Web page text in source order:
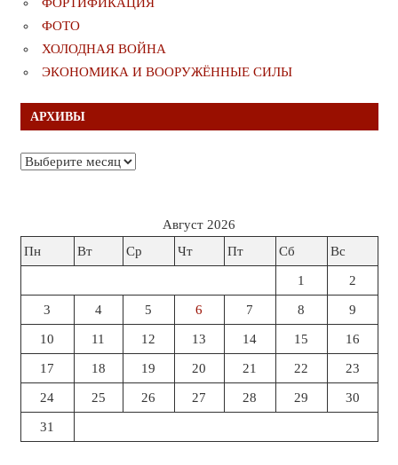
ФОТО
ХОЛОДНАЯ ВОЙНА
ЭКОНОМИКА И ВООРУЖЁННЫЕ СИЛЫ
АРХИВЫ
Архивы
Август 2026
Пн
Вт Ср Чт Пт Сб Вс
1 2
3 4 5 6 7 8 9
10 11 12 13 14 15 16
17 18 19 20 21 22 23
24 25 26 27 28 29 30
31